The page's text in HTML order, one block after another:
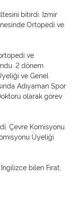
bitirdi. İzmir
Ortopedi ve
ve
2 dönem
ve Genel
Adıyaman Spor
olarak görev
Çevre Komisyonu
Üyeliği
bilen Fırat,